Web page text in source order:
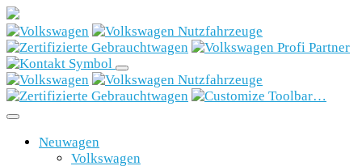
Neuwagen
Volkswagen